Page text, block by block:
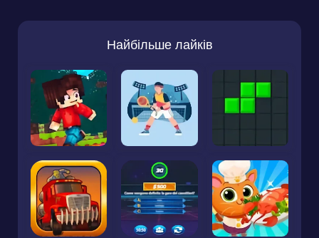
Найбільше лайків